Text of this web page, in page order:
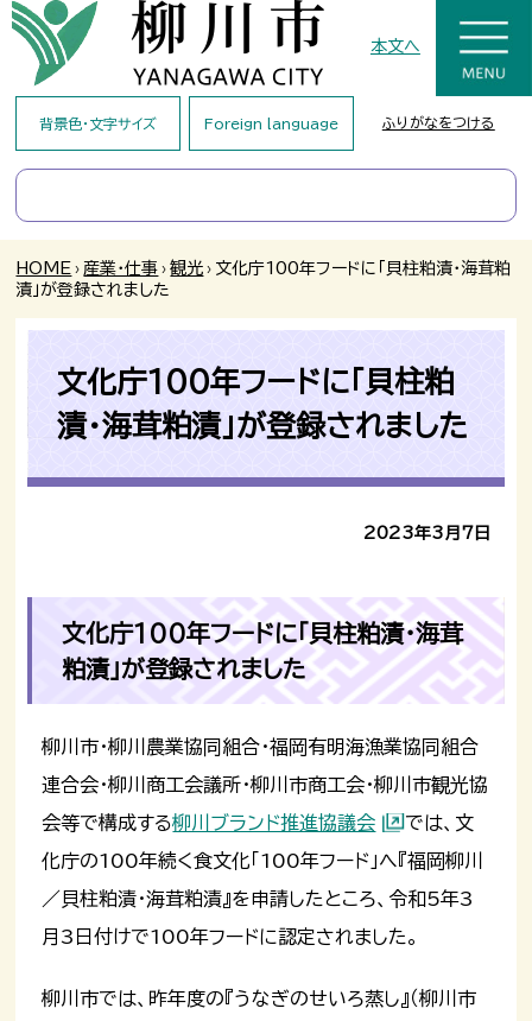
本文へ
背景色・文字サイズ Foreign language ふりがなをつける
HOME › 産業・仕事 › 観光 › 文化庁100年フードに「貝柱粕漬・海茸粕
漬」が登録されました
文化庁100年フードに「貝柱粕
漬・海茸粕漬」が登録されました
2023年3月7日
文化庁100年フードに「貝柱粕漬・海茸
粕漬」が登録されました
柳川市・柳川農業協同組合・福岡有明海漁業協同組合
連合会・柳川商工会議所・柳川市商工会・柳川市観光協
会等で構成する柳川ブランド推進協議会
では、文
化庁の100年続く食文化「100年フード」へ『福岡柳川
／貝柱粕漬・海茸粕漬』を申請したところ、令和5年3
月3日付けで100年フードに認定されました。
柳川市では、昨年度の『うなぎのせいろ蒸し』（柳川市